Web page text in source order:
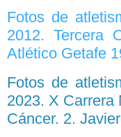
Fotos de
2012. Tercera
Atlético Getafe
Fotos de
2023. X Carrera
Cáncer. 2.